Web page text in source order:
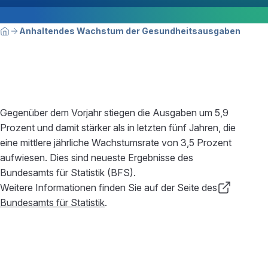
Breadcrumbnavigation
Sie befinden sich hier:
HomeAnhaltendes Wachstum der Gesundheitsausgaben
Gegenüber dem Vorjahr stiegen die Ausgaben um 5,9
Prozent und damit stärker als in letzten fünf Jahren, die
eine mittlere jährliche Wachstumsrate von 3,5 Prozent
aufwiesen. Dies sind neueste Ergebnisse des
Bundesamts für Statistik (BFS).
Weitere Informationen finden Sie auf der Seite des
Bundesamts für Statistik.